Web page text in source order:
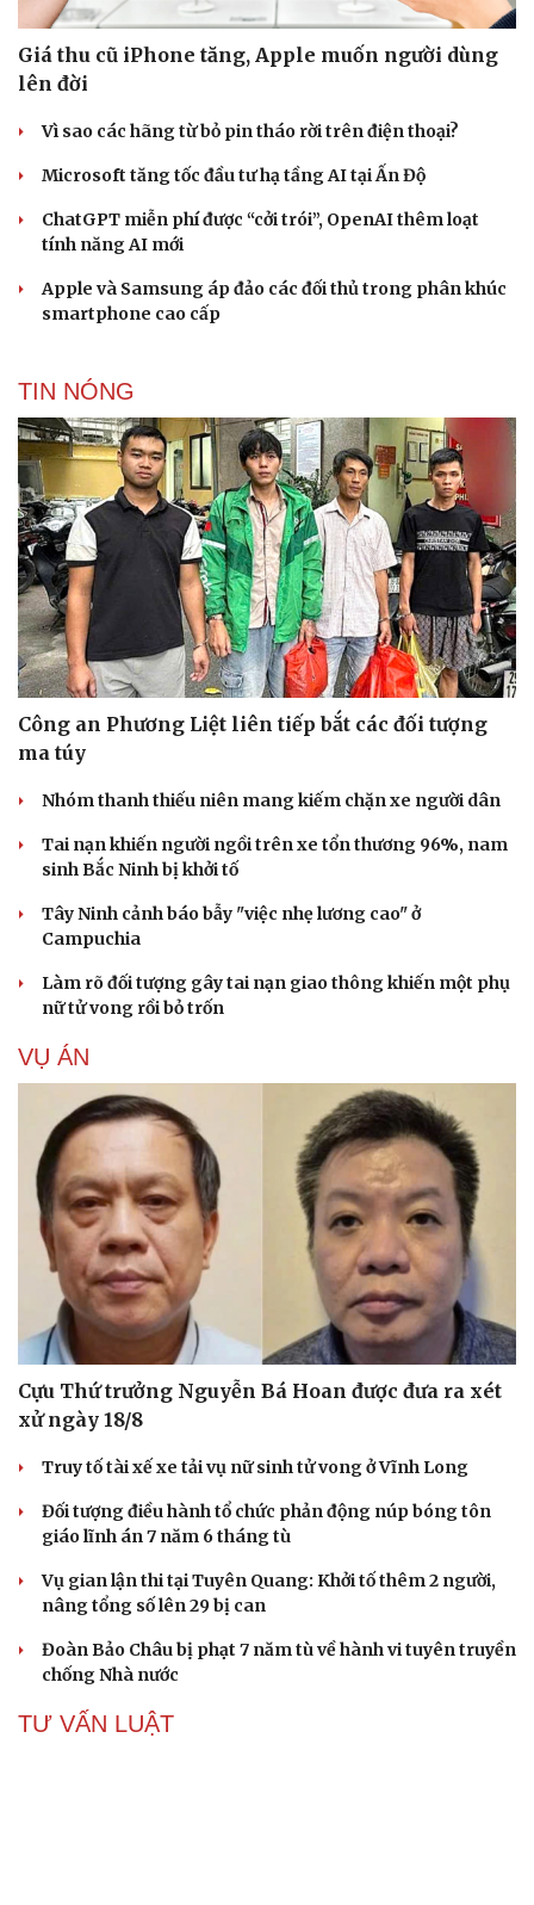
Cải chính
Giá thu cũ iPhone tăng, Apple muốn người dùng
lên đời
Vì sao các hãng từ bỏ pin tháo rời trên điện thoại?
Microsoft tăng tốc đầu tư hạ tầng AI tại Ấn Độ
ChatGPT miễn phí được “cởi trói”, OpenAI thêm loạt
tính năng AI mới
Apple và Samsung áp đảo các đối thủ trong phân khúc
smartphone cao cấp
TIN NÓNG
Công an Phương Liệt liên tiếp bắt các đối tượng
ma túy
Nhóm thanh thiếu niên mang kiếm chặn xe người dân
Tai nạn khiến người ngồi trên xe tổn thương 96%, nam
sinh Bắc Ninh bị khởi tố
Tây Ninh cảnh báo bẫy "việc nhẹ lương cao" ở
Campuchia
Làm rõ đối tượng gây tai nạn giao thông khiến một phụ
nữ tử vong rồi bỏ trốn
VỤ ÁN
Cựu Thứ trưởng Nguyễn Bá Hoan được đưa ra xét
xử ngày 18/8
Truy tố tài xế xe tải vụ nữ sinh tử vong ở Vĩnh Long
Đối tượng điều hành tổ chức phản động núp bóng tôn
giáo lĩnh án 7 năm 6 tháng tù
Vụ gian lận thi tại Tuyên Quang: Khởi tố thêm 2 người,
nâng tổng số lên 29 bị can
Đoàn Bảo Châu bị phạt 7 năm tù về hành vi tuyên truyền
chống Nhà nước
TƯ VẤN LUẬT